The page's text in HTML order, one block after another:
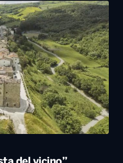
del vicino”
nel paese più piccolo